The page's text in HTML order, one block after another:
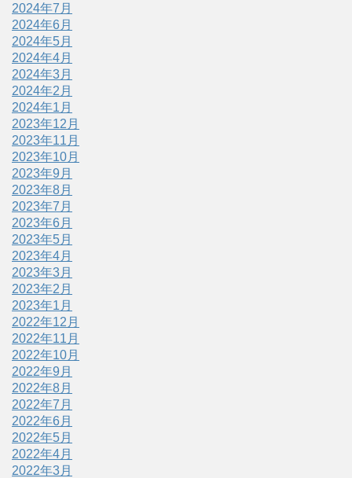
2024年7月
2024年6月
2024年5月
2024年4月
2024年3月
2024年2月
2024年1月
2023年12月
2023年11月
2023年10月
2023年9月
2023年8月
2023年7月
2023年6月
2023年5月
2023年4月
2023年3月
2023年2月
2023年1月
2022年12月
2022年11月
2022年10月
2022年9月
2022年8月
2022年7月
2022年6月
2022年5月
2022年4月
2022年3月